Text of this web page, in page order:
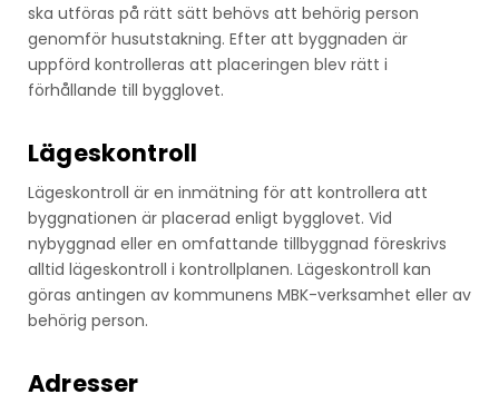
ska utföras på rätt sätt behövs att behörig person
genomför husutstakning. Efter att byggnaden är
uppförd kontrolleras att placeringen blev rätt i
förhållande till bygglovet.
Lägeskontroll
Lägeskontroll är en inmätning för att kontrollera att
byggnationen är placerad enligt bygglovet. Vid
nybyggnad eller en omfattande tillbyggnad föreskrivs
alltid lägeskontroll i kontrollplanen. Lägeskontroll kan
göras antingen av kommunens MBK-verksamhet eller av
behörig person.
Adresser